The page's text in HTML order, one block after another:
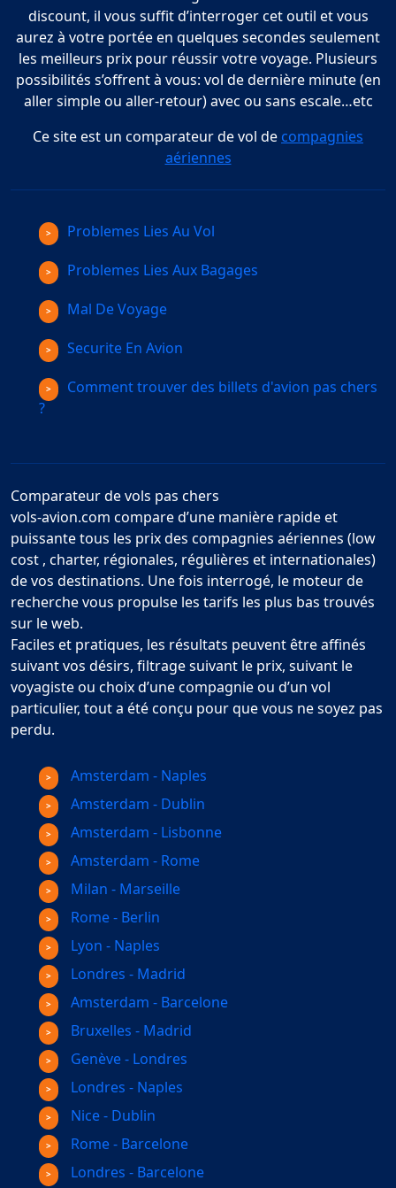
discount, il vous suffit d’interroger cet outil et vous
aurez à votre portée en quelques secondes seulement
les meilleurs prix pour réussir votre voyage. Plusieurs
possibilités s’offrent à vous: vol de dernière minute (en
aller simple ou aller-retour) avec ou sans escale…etc
Ce site est un comparateur de vol de compagnies
aériennes
Problemes Lies Au Vol
Problemes Lies Aux Bagages
Mal De Voyage
Securite En Avion
Comment trouver des billets d'avion pas chers
?
Comparateur de vols pas chers
vols-avion.com compare d’une manière rapide et
puissante tous les prix des compagnies aériennes (low
cost , charter, régionales, régulières et internationales)
de vos destinations. Une fois interrogé, le moteur de
recherche vous propulse les tarifs les plus bas trouvés
sur le web.
Faciles et pratiques, les résultats peuvent être affinés
suivant vos désirs, filtrage suivant le prix, suivant le
voyagiste ou choix d’une compagnie ou d’un vol
particulier, tout a été conçu pour que vous ne soyez pas
perdu.
Amsterdam - Naples
Amsterdam - Dublin
Amsterdam - Lisbonne
Amsterdam - Rome
Milan - Marseille
Rome - Berlin
Lyon - Naples
Londres - Madrid
Amsterdam - Barcelone
Bruxelles - Madrid
Genève - Londres
Londres - Naples
Nice - Dublin
Rome - Barcelone
Londres - Barcelone